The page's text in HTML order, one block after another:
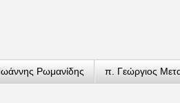
Ρωμανίδης π. Γεώργιος